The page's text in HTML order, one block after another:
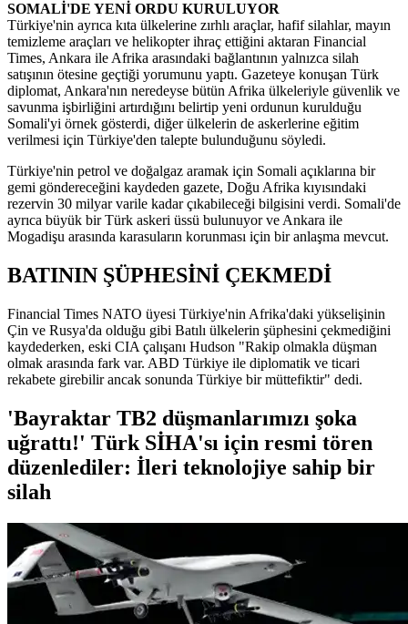
SOMALİ'DE YENİ ORDU KURULUYOR
Türkiye'nin ayrıca kıta ülkelerine zırhlı araçlar, hafif silahlar, mayın
temizleme araçları ve helikopter ihraç ettiğini aktaran Financial
Times, Ankara ile Afrika arasındaki bağlantının yalnızca silah
satışının ötesine geçtiği yorumunu yaptı. Gazeteye konuşan Türk
diplomat, Ankara'nın neredeyse bütün Afrika ülkeleriyle güvenlik ve
savunma işbirliğini artırdığını belirtip yeni ordunun kurulduğu
Somali'yi örnek gösterdi, diğer ülkelerin de askerlerine eğitim
verilmesi için Türkiye'den talepte bulunduğunu söyledi.
Türkiye'nin petrol ve doğalgaz aramak için Somali açıklarına bir
gemi göndereceğini kaydeden gazete, Doğu Afrika kıyısındaki
rezervin 30 milyar varile kadar çıkabileceği bilgisini verdi. Somali'de
ayrıca büyük bir Türk askeri üssü bulunuyor ve Ankara ile
Mogadişu arasında karasuların korunması için bir anlaşma mevcut.
BATININ ŞÜPHESİNİ ÇEKMEDİ
Financial Times NATO üyesi Türkiye'nin Afrika'daki yükselişinin
Çin ve Rusya'da olduğu gibi Batılı ülkelerin şüphesini çekmediğini
kaydederken, eski CIA çalışanı Hudson "Rakip olmakla düşman
olmak arasında fark var. ABD Türkiye ile diplomatik ve ticari
rekabete girebilir ancak sonunda Türkiye bir müttefiktir" dedi.
'Bayraktar TB2 düşmanlarımızı şoka
uğrattı!' Türk SİHA'sı için resmi tören
düzenlediler: İleri teknolojiye sahip bir
silah